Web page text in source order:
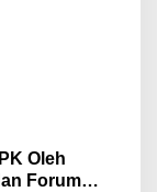
Oleh
Forum